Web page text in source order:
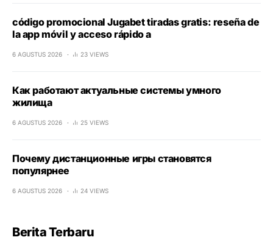
código promocional Jugabet tiradas gratis: reseña de
la app móvil y acceso rápido a
6 AGUSTUS 2026 23 VIEWS
Как работают актуальные системы умного
жилища
6 AGUSTUS 2026 25 VIEWS
Почему дистанционные игры становятся
популярнее
6 AGUSTUS 2026 24 VIEWS
Berita Terbaru